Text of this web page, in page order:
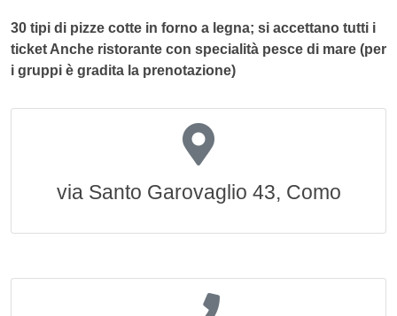
30 tipi di pizze cotte in forno a legna; si accettano tutti i
ticket Anche ristorante con specialità pesce di mare (per
i gruppi è gradita la prenotazione)
via Santo Garovaglio 43, Como